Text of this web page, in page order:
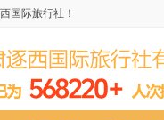
国际旅行社！